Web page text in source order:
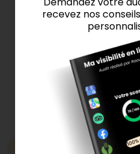
Ces
vous
recevez nos